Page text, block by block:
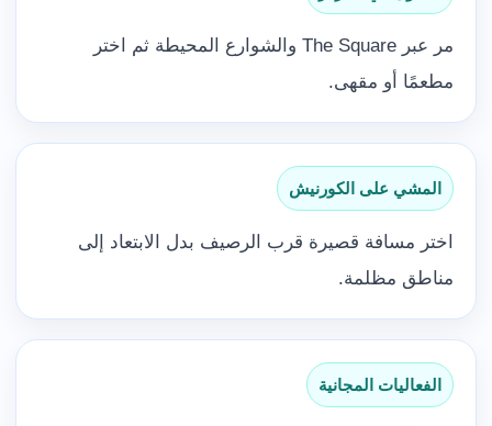
مر عبر The Square والشوارع المحيطة ثم اختر
مطعمًا أو مقهى.
المشي على الكورنيش
اختر مسافة قصيرة قرب الرصيف بدل الابتعاد إلى
مناطق مظلمة.
الفعاليات المجانية